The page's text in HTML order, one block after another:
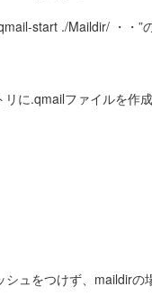
start ./Maildir/ ・・”
に.qmailファイルを作
ュをつけず、maildirの